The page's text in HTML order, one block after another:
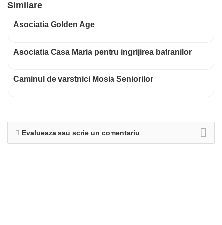
Similare
Asociatia Golden Age
Asociatia Casa Maria pentru ingrijirea batranilor
Caminul de varstnici Mosia Seniorilor
Evalueaza sau scrie un comentariu